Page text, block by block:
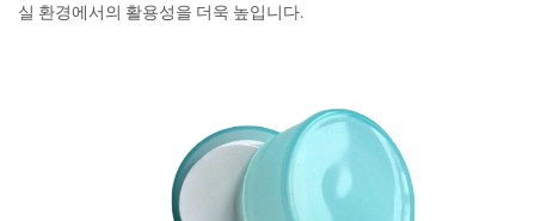
실 환경에서의 활용성을 더욱 높입니다.